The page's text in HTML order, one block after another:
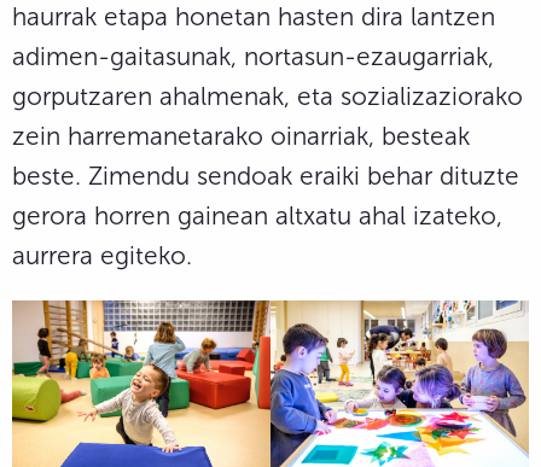
haurrak etapa honetan hasten dira lantzen
adimen-gaitasunak, nortasun-ezaugarriak,
gorputzaren ahalmenak, eta sozializaziorako
zein harremanetarako oinarriak, besteak
beste. Zimendu sendoak eraiki behar dituzte
gerora horren gainean altxatu ahal izateko,
aurrera egiteko.